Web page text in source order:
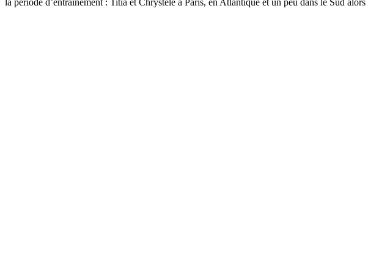
la période d’entraînement : Titia et Chrystele à Paris, en Atlantique et un peu dans le Sud